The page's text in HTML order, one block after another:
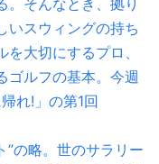
。そんなとき、拠り
いスウィングの持ち
大切にするプロ、
ゴルフの基本。今週
れ!」の第1回
”の略。世のサラリー